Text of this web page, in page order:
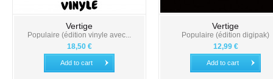
Vertige
Populaire (édition vinyle avec...
18,50 €
Add to cart
Vertige
Populaire (édition digipak)
12,99 €
Add to cart